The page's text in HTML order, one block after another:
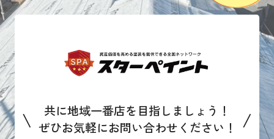
\
共に地域一番店を目指しましょう！
ぜひお気軽にお問い合わせください！
/